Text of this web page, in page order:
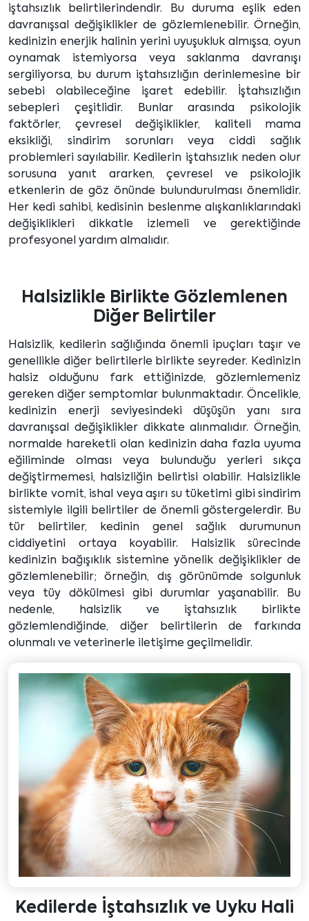
iştahsızlık belirtilerindendir. Bu duruma eşlik eden
davranışsal değişiklikler de gözlemlenebilir. Örneğin,
kedinizin enerjik halinin yerini uyuşukluk almışsa, oyun
oynamak istemiyorsa veya saklanma davranışı
sergiliyorsa, bu durum iştahsızlığın derinlemesine bir
sebebi olabileceğine işaret edebilir. İştahsızlığın
sebepleri çeşitlidir. Bunlar arasında psikolojik
faktörler, çevresel değişiklikler, kaliteli mama
eksikliği, sindirim sorunları veya ciddi sağlık
problemleri sayılabilir. Kedilerin iştahsızlık neden olur
sorusuna yanıt ararken, çevresel ve psikolojik
etkenlerin de göz önünde bulundurulması önemlidir.
Her kedi sahibi, kedisinin beslenme alışkanlıklarındaki
değişiklikleri dikkatle izlemeli ve gerektiğinde
profesyonel yardım almalıdır.
Halsizlikle Birlikte Gözlemlenen
Diğer Belirtiler
Halsizlik, kedilerin sağlığında önemli ipuçları taşır ve
genellikle diğer belirtilerle birlikte seyreder. Kedinizin
halsiz olduğunu fark ettiğinizde, gözlemlemeniz
gereken diğer semptomlar bulunmaktadır. Öncelikle,
kedinizin enerji seviyesindeki düşüşün yanı sıra
davranışsal değişiklikler dikkate alınmalıdır. Örneğin,
normalde hareketli olan kedinizin daha fazla uyuma
eğiliminde olması veya bulunduğu yerleri sıkça
değiştirmemesi, halsizliğin belirtisi olabilir. Halsizlikle
birlikte vomit, ishal veya aşırı su tüketimi gibi sindirim
sistemiyle ilgili belirtiler de önemli göstergelerdir. Bu
tür belirtiler, kedinin genel sağlık durumunun
ciddiyetini ortaya koyabilir. Halsizlik sürecinde
kedinizin bağışıklık sistemine yönelik değişiklikler de
gözlemlenebilir; örneğin, dış görünümde solgunluk
veya tüy dökülmesi gibi durumlar yaşanabilir. Bu
nedenle, halsizlik ve iştahsızlık birlikte
gözlemlendiğinde, diğer belirtilerin de farkında
olunmalı ve veterinerle iletişime geçilmelidir.
Kedilerde İştahsızlık ve Uyku Hali